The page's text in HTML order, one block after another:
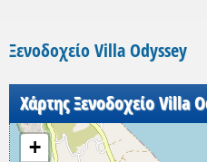
Ξενοδοχείο Villa Odyssey
Χάρτης Ξενοδοχείο Villa
+